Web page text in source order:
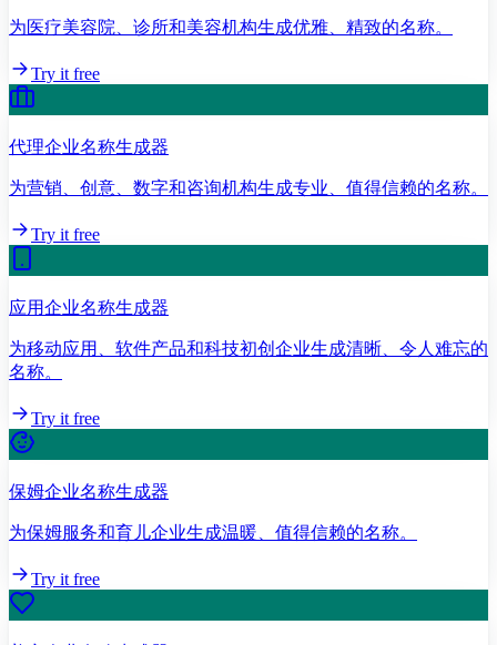
为医疗美容院、诊所和美容机构生成优雅、精致的名称。
Try it free
代理企业名称生成器
为营销、创意、数字和咨询机构生成专业、值得信赖的名称。
Try it free
应用企业名称生成器
为移动应用、软件产品和科技初创企业生成清晰、令人难忘的
名称。
Try it free
保姆企业名称生成器
为保姆服务和育儿企业生成温暖、值得信赖的名称。
Try it free